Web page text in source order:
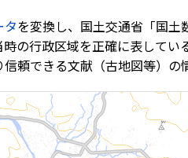
タを変換し、国土交通省「国土
の行政区域を正確に表して
頼できる文献（古地図等）の